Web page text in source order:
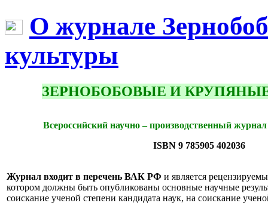
О журнале
культуры
ЗЕРНОБОБОВЫЕ И
Всероссийский научно – производственный журнал
ISBN 9 785905 402036
Журнал входит в перечень ВАК РФ и является
котором должны быть опубликованы основные научные
соискание ученой степени кандидата наук, на соискание